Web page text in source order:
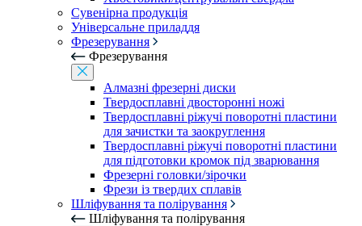
Сувенірна продукція
Універсальне приладдя
Фрезерування
Фрезерування
Алмазні фрезерні диски
Твердосплавні двосторонні ножі
Твердосплавні ріжучі поворотні пластини
для зачистки та заокруглення
Твердосплавні ріжучі поворотні пластини
для підготовки кромок під зварювання
Фрезерні головки/зірочки
Фрези із твердих сплавів
Шліфування та полірування
Шліфування та полірування